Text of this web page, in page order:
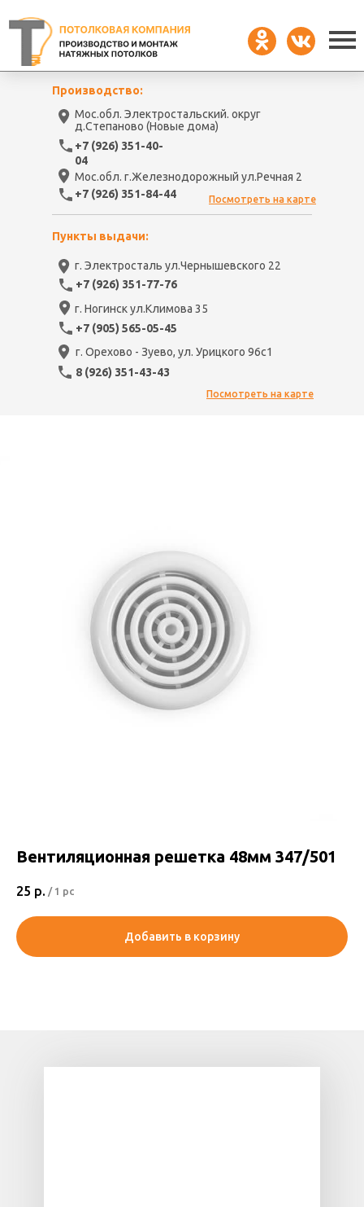
г. Ногинск ул.Климова 35
+7 (905) 565-05-45
г. Орехово - Зуево, ул. Урицкого 96с1
8 (926) 351-43-43
Мос.обл. Электростальский. округ
д.Степаново (Новые дома)
г. Электросталь ул.Чернышевского 22
Мос.обл. г.Железнодорожный ул.Речная 2
Производство:
Пункты выдачи:
+7 (926) 351-40-
04
+7 (926) 351-84-44
+7 (926) 351-77-76
Посмотреть на карте
Посмотреть на карте
Вентиляционная решетка 48мм 347/501
25 р. / 1 pc
Добавить в корзину